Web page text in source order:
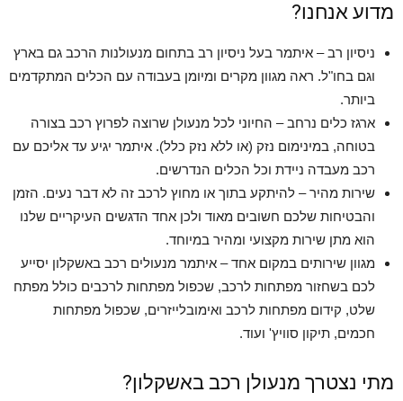
מדוע אנחנו?
ניסיון רב – איתמר בעל ניסיון רב בתחום מנעולנות הרכב גם בארץ
וגם בחו"ל. ראה מגוון מקרים ומיומן בעבודה עם הכלים המתקדמים
ביותר.
ארגז כלים נרחב – החיוני לכל מנעולן שרוצה לפרוץ רכב בצורה
בטוחה, במינימום נזק (או ללא נזק כלל). איתמר יגיע עד אליכם עם
רכב מעבדה ניידת וכל הכלים הנדרשים.
שירות מהיר – להיתקע בתוך או מחוץ לרכב זה לא דבר נעים. הזמן
והבטיחות שלכם חשובים מאוד ולכן אחד הדגשים העיקריים שלנו
הוא מתן שירות מקצועי ומהיר במיוחד.
מגוון שירותים במקום אחד – איתמר מנעולים רכב באשקלון יסייע
לכם בשחזור מפתחות לרכב, שכפול מפתחות לרכבים כולל מפתח
שלט, קידום מפתחות לרכב ואימובלייזרים, שכפול מפתחות
חכמים, תיקון סוויץ' ועוד.
מתי נצטרך מנעולן רכב באשקלון?